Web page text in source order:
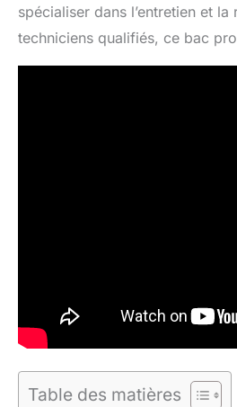
spécialiser dans l’entretien et
techniciens qualifiés, ce bac
Table des matières